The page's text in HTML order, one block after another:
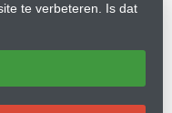
te verbeteren. Is dat